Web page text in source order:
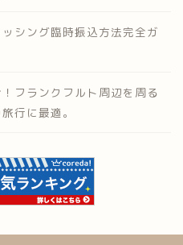
シング臨時振込方法完全ガ
フランクフルト周辺を周る
行に最適。